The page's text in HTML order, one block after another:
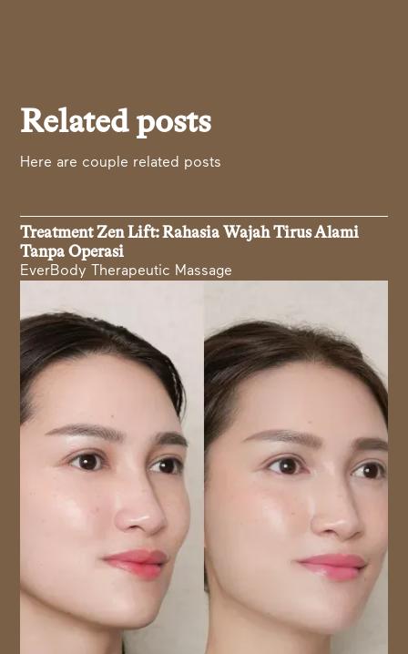
Related posts
Here are couple related posts
Treatment Zen Lift: Rahasia Wajah Tirus Alami
Tanpa Operasi
EverBody Therapeutic Massage